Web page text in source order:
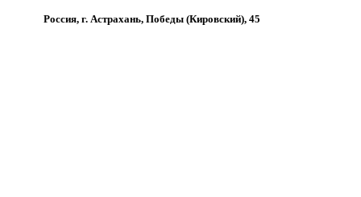
Россия, г. Астрахань, Победы (Кировский), 45